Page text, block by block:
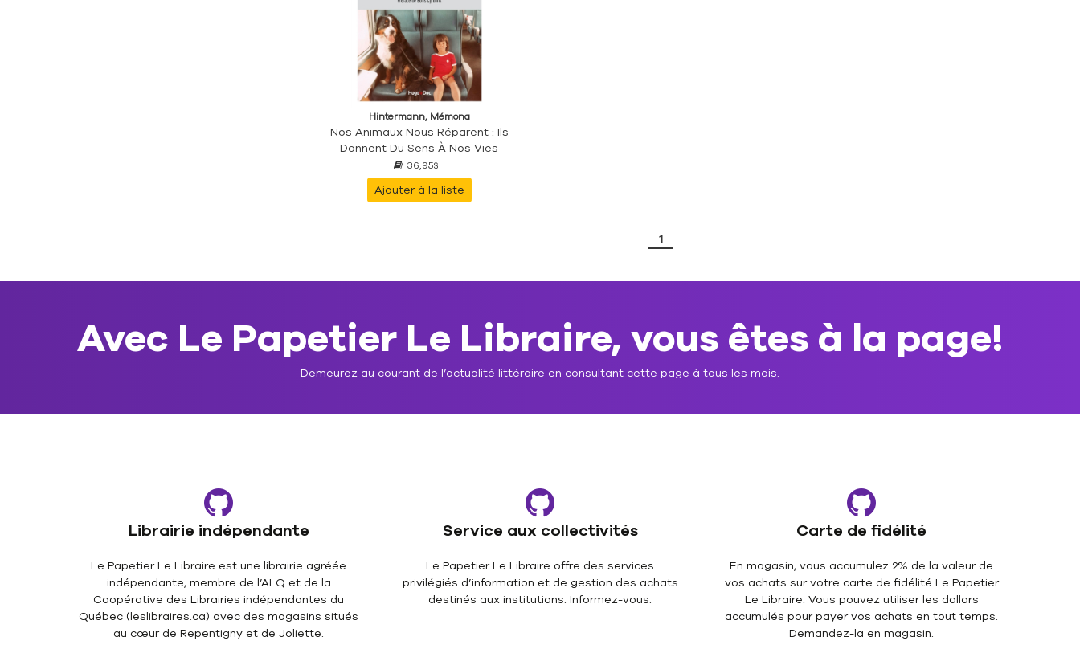
Hintermann, Mémona
Nos Animaux Nous Réparent : Ils
Donnent Du Sens À Nos Vies
36,95$
Ajouter à la liste
1
Avec Le Papetier Le Libraire, vous êtes à la page!
Demeurez au courant de l’actualité littéraire en consultant cette page à tous les mois.
Librairie indépendante
Le Papetier Le Libraire est une librairie agréée
indépendante, membre de l’ALQ et de la
Coopérative des Librairies indépendantes du
Québec (leslibraires.ca) avec des magasins situés
au cœur de Repentigny et de Joliette.
Service aux collectivités
Le Papetier Le Libraire offre des services
privilégiés d’information et de gestion des achats
destinés aux institutions. Informez-vous.
Carte de fidélité
En magasin, vous accumulez 2% de la valeur de
vos achats sur votre carte de fidélité Le Papetier
Le Libraire. Vous pouvez utiliser les dollars
accumulés pour payer vos achats en tout temps.
Demandez-la en magasin.